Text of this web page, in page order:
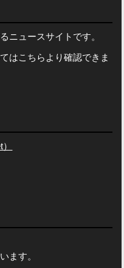
ニュースサイトです。
はこちらより確認できま
ます。